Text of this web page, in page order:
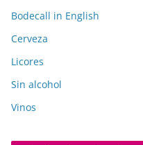
Bodecall in English
Cerveza
Licores
Sin alcohol
Vinos